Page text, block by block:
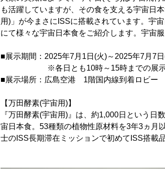
も活躍していますが、その食を支える宇宙日
用)」が今まさにISSに搭載されています。宇
にて様々な宇宙日本食をご紹介します。宇宙
■展示期間：2025年7月1日(火)～2025年7月7
※各日とも10時～15時までの展示
■展示場所：広島空港 1階国内線到着ロビー
【万田酵素(宇宙用)】
『万田酵素(宇宙用)』は、約1,000日という
宙日本食。53種類の植物性原材料を3年3ヵ月
士のISS長期滞在ミッションで初めてISS搭載